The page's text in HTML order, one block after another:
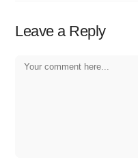
Leave a Reply